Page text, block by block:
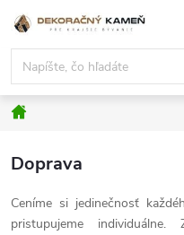
Prejsť
obsah
Domov
Doprava
Ceníme si jedinečnosť
pristupujeme